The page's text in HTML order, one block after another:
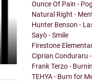
Ounce Of Pain -
Natural Right -
Hunter Benson -
Sayò - Smile
Firestone
Ciprian Conduraru
Frank Terzo -
TEHYA - Burn for